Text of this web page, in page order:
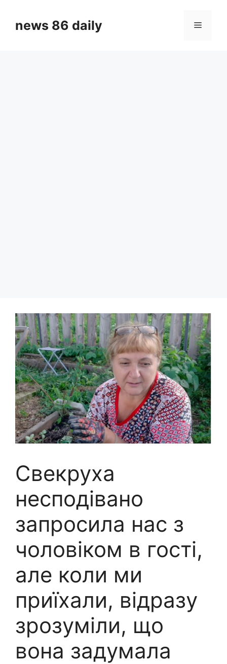
contentnews 86 daily Menu
Свекруха
несподівано
запросила нас з
чоловіком в гості,
але коли ми
приїхали, відразу
зрозуміли, що
вона задумала